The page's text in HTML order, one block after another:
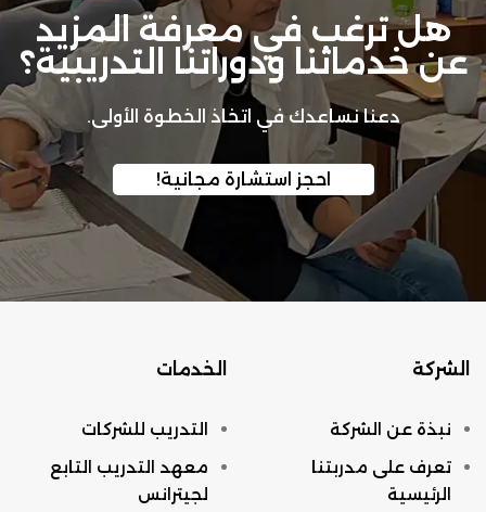
هل ترغب في معرفة المزيد
عن خدماتنا ودوراتنا التدريبية؟
دعنا نساعدك في اتخاذ الخطوة الأولى.
احجز استشارة مجانية!
الشركة
نبذة عن الشركة
تعرف على مدربتنا
الرئيسية
الخدمات
التدريب للشركات
معهد التدريب التابع
لجيترانس